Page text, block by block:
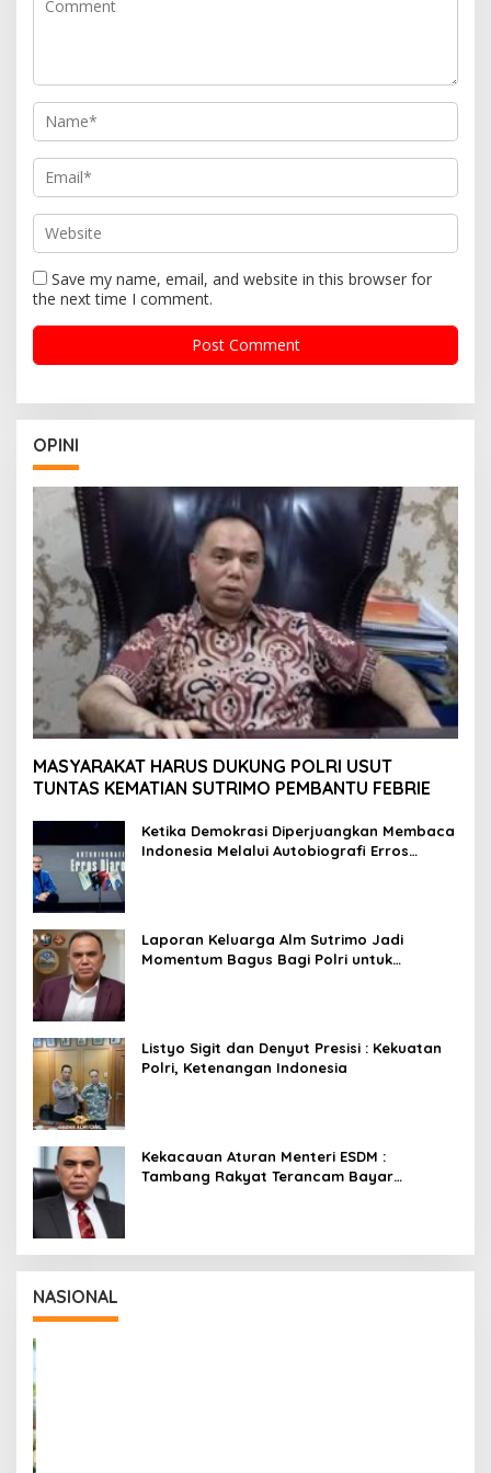
Save my name, email, and website in this browser for
the next time I comment.
OPINI
MASYARAKAT HARUS DUKUNG POLRI USUT
TUNTAS KEMATIAN SUTRIMO PEMBANTU FEBRIE
Ketika Demokrasi Diperjuangkan Membaca
Indonesia Melalui Autobiografi Erros
Laporan Keluarga Alm Sutrimo Jadi
Momentum Bagus Bagi Polri untuk
Listyo Sigit dan Denyut Presisi : Kekuatan
Polri, Ketenangan Indonesia
Kekacauan Aturan Menteri ESDM :
Tambang Rakyat Terancam Bayar
NASIONAL